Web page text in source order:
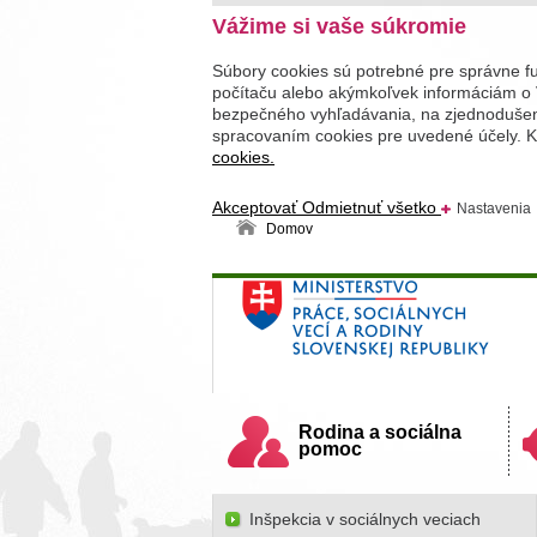
Vážime si vaše súkromie
Súbory cookies sú potrebné pre správne
počítaču alebo akýmkoľvek informáciám
bezpečného vyhľadávania, na
spracovaním cookies pre uvedené účely.
cookies.
AkceptovaťOdmietnuť všetko
Nastavenia
Domov
Ministerstvo práce, sociálnych
Slovenskej republiky
Rodina a sociálna
pomoc
Inšpekcia v sociálnych veciach